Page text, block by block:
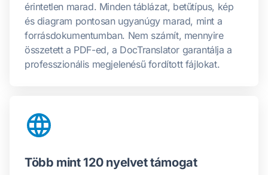
érintetlen marad. Minden táblázat, betűtípus, kép
és diagram pontosan ugyanúgy marad, mint a
forrásdokumentumban. Nem számít, mennyire
összetett a PDF-ed, a DocTranslator garantálja a
professzionális megjelenésű fordított fájlokat.
Több mint 120 nyelvet támogat